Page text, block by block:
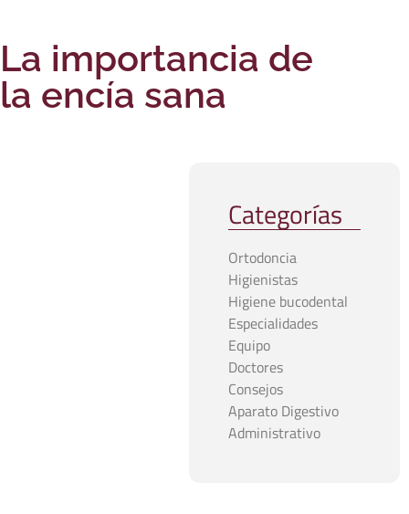
La importancia de
la encía sana
Categorías
Ortodoncia
Higienistas
Higiene bucodental
Especialidades
Equipo
Doctores
Consejos
Aparato Digestivo
Administrativo